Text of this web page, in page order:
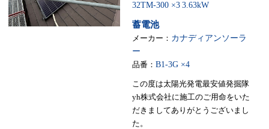
32TM-300 ×3 3.63kW
蓄電池
メーカー： カナディアンソーラ
ー
品番： B1-3G ×4
この度は太陽光発電最安値発掘隊
yh株式会社に施工のご用命をいた
だきましてありがとうございまし
た。